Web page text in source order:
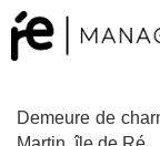
Demeure de